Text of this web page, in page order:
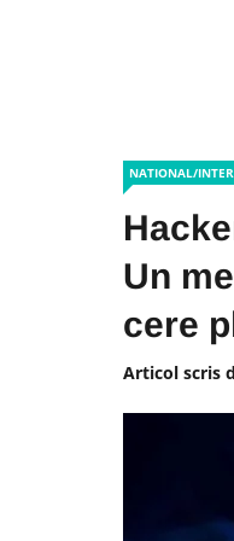
NATIONAL/
Un
cere
Articol scris